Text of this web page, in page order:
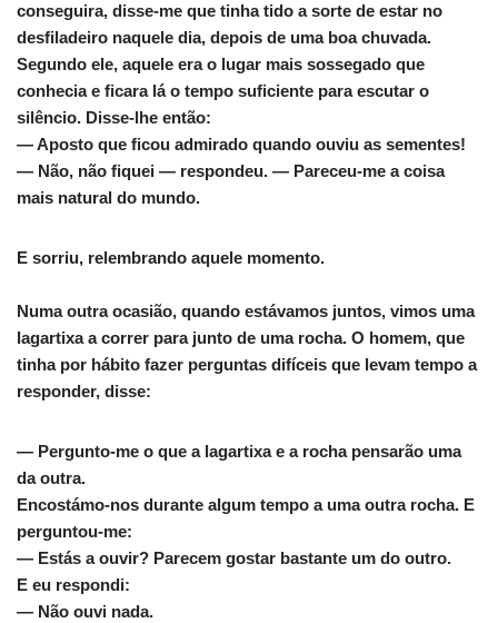
conseguira, disse-me que tinha tido a sorte de estar no
desfiladeiro naquele dia, depois de uma boa chuvada.
Segundo ele, aquele era o lugar mais sossegado que
conhecia e ficara lá o tempo suficiente para escutar o
silêncio. Disse-lhe então:
— Aposto que ficou admirado quando ouviu as sementes!
— Não, não fiquei — respondeu. — Pareceu-me a coisa
mais natural do mundo.
E sorriu, relembrando aquele momento.
Numa outra ocasião, quando estávamos juntos, vimos uma
lagartixa a correr para junto de uma rocha. O homem, que
tinha por hábito fazer perguntas difíceis que levam tempo a
responder, disse:
— Pergunto-me o que a lagartixa e a rocha pensarão uma
da outra.
Encostámo-nos durante algum tempo a uma outra rocha. E
perguntou-me:
— Estás a ouvir? Parecem gostar bastante um do outro.
E eu respondi:
— Não ouvi nada.